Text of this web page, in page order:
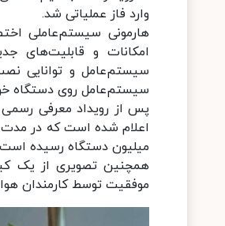
وارد فاز عملیاتی شد.
هارمونی سیستم‌عاملی
امکانات و قابلیت‌های
سیستم‌عامل و توانایی
سیستم‌عامل روی دستگاه
پس از رویداد معرفی رسمی
میلیون دستگاه رسیده
همچنین تصویری از یک
موفقیت توسط کارمندان